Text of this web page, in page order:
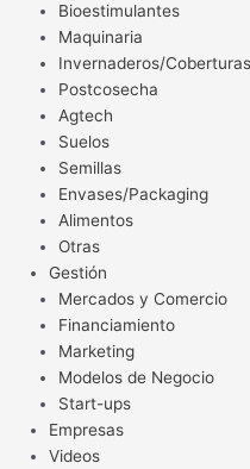
Bioestimulantes
Maquinaria
Invernaderos/Coberturas
Postcosecha
Agtech
Suelos
Semillas
Envases/Packaging
Alimentos
Otras
Gestión
Mercados y Comercio
Financiamiento
Marketing
Modelos de Negocio
Start-ups
Empresas
Videos